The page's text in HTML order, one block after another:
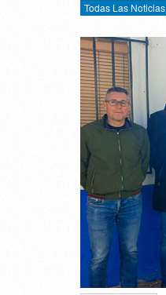
Todas Las Noticias